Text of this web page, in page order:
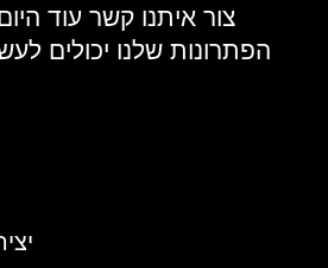
צור איתנו קשר עוד
הפתרונות שלנו יכולים